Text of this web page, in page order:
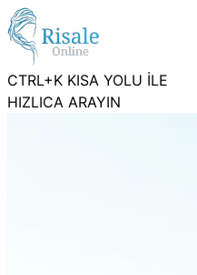
CTRL+K KISA YOLU İLE
HIZLICA ARAYIN